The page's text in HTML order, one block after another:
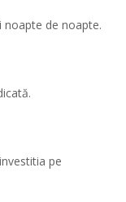
noapte de noapte.
pe